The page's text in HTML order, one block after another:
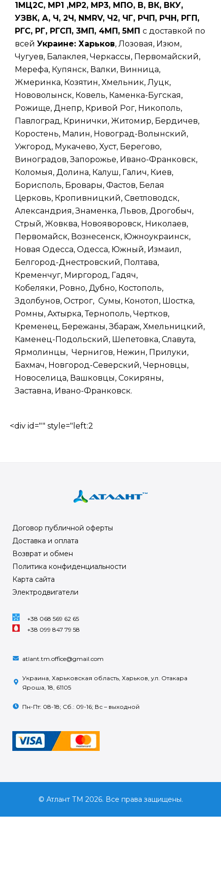
1МЦ2С, МР1 ,МР2, МР3, МПО, В, ВК, ВКУ,
УЗВК, А, Ч, 2Ч, NMRV, Ч2, ЧГ, РЧП, РЧН, РГП,
РГС, РГ, РГСП, 3МП, 4МП, 5МП с доставкой по
всей Украине: Харьков, Лозовая, Изюм,
Чугуев, Балаклея, Черкассы, Первомайский,
Мерефа, Купянск, Валки, Винница,
Жмеринка, Козятин, Хмельник, Луцк,
Нововолынск, Ковель, Каменка-Бугская,
Рожище, Днепр, Кривой Рог, Никополь,
Павлоград, Кринички, Житомир, Бердичев,
Коростень, Малин, Новоград-Волынский,
Ужгород, Мукачево, Хуст, Берегово,
Виноградов, Запорожье, Ивано-Франковск,
Коломыя, Долина, Калуш, Галич, Киев,
Борисполь, Бровары, Фастов, Белая
Церковь, Кропивницкий, Светловодск,
Александрия, Знаменка, Львов, Дрогобыч,
Стрый, Жовква, Новояворовск, Николаев,
Первомайск, Вознесенск, Южноукраинск,
Новая Одесса, Одесса, Южный, Измаил,
Белгород-Днестровский, Полтава,
Кременчуг, Миргород, Гадяч,
Кобеляки, Ровно, Дубно, Костополь,
Здолбунов, Острог, Сумы, Конотоп, Шостка,
Ромны, Ахтырка, Тернополь, Чертков,
Кременец, Бережаны, Збараж, Хмельницкий,
Каменец-Подольский, Шепетовка, Славута,
Ярмолинцы, Чернигов, Нежин, Прилуки,
Бахмач, Новгород-Северский, Черновцы,
Новоселица, Вашковцы, Сокиряны,
Заставна, Ивано-Франковск.
<div id="" style="left:2
Договор публичной оферты
Доставка и оплата
Возврат и обмен
Политика конфиденциальности
Карта сайта
Электродвигатели
+38 068 569 62 65
+38 099 847 79 58
atlant.tm.office@gmail.com
Украина, Харьковская область, Харьков, ул. Отакара
Яроша, 18, 61105
Пн-Пт: 08-18; Сб.: 09-16; Вс – выходной
© Атлант ТМ 2026. Все права защищены.